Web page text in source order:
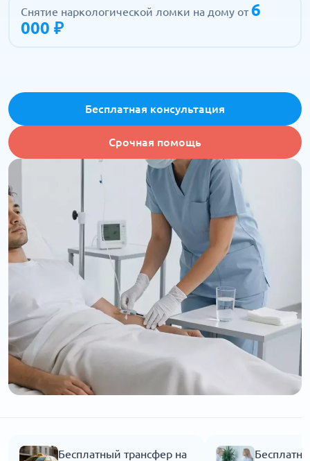
Снятие наркологической ломки на дому от 6
000 ₽
Бесплатная консультация
Срочная помощь
Бесплатный трансфер на